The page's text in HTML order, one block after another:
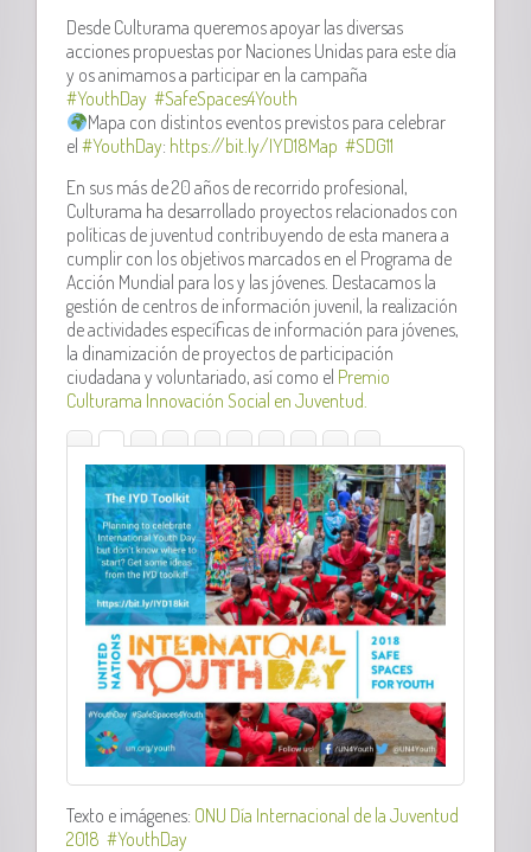
Desde Culturama queremos apoyar las diversas
acciones propuestas por Naciones Unidas para este día
y os animamos a participar en la campaña
#YouthDay #SafeSpaces4Youth
Mapa con distintos eventos previstos para celebrar
el#YouthDay: https://bit.ly/IYD18Map #SDG11
En sus más de 20 años de recorrido profesional,
Culturama ha desarrollado proyectos relacionados con
políticas de juventud contribuyendo de esta manera a
cumplir con los objetivos marcados en el Programa de
Acción Mundial para los y las jóvenes. Destacamos la
gestión de centros de información juvenil, la realización
de actividades específicas de información para jóvenes,
la dinamización de proyectos de participación
ciudadana y voluntariado, así como el Premio
Culturama Innovación Social en Juventud.
Texto e imágenes: ONU Día Internacional de la Juventud
2018 #YouthDay